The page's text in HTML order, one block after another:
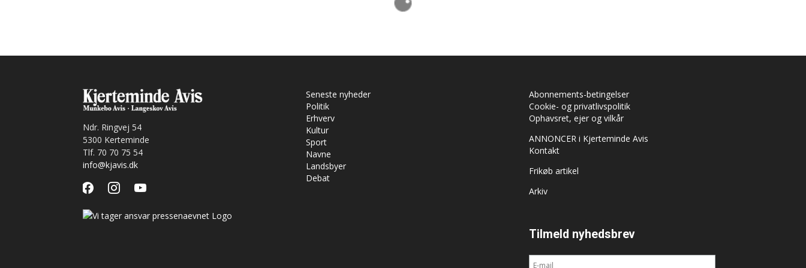
Ndr. Ringvej 54
5300 Kerteminde
Tlf. 70 70 75 54
info@kjavis.dk
facebookinstagramyoutube
Seneste nyheder
Politik
Erhverv
Kultur
Sport
Navne
Landsbyer
Debat
Abonnements-betingelser
Cookie- og privatlivspolitik
Ophavsret, ejer og vilkår
ANNONCER i Kjerteminde Avis
Kontakt
Frikøb artikel
Arkiv
Tilmeld nyhedsbrev